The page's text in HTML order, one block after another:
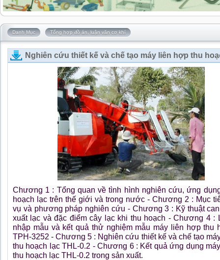
Danh Mục Tổng hợp đồ án, luận văn cơ khí
Nghiên cứu thiết kế và chế tạo máy liên hợp thu
Chương 1 : Tổng quan về tình hình nghiên cứu, ứng
hoạch lạc trên thế giới và trong nước - Chương 2 : Mục
vụ và phương pháp nghiên cứu - Chương 3 : Kỹ thuật
xuất lạc và đặc điểm cây lạc khi thu hoạch - Chương 4 :
nhập mẫu và kết quả thử nghiệm mẫu máy liên hợp thu
TPH-3252 - Chương 5 : Nghiên cứu thiết kế và chế tạo
thu hoạch lạc THL-0.2 - Chương 6 : Kết quả ứng dụng
thu hoạch lạc THL-0.2 trong sản xuất.